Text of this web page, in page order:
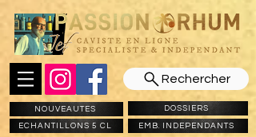
Rechercher
NOUVEAUTES
ECHANTILLONS 5 CL
DOSSIERS
EMB. INDEPENDANTS